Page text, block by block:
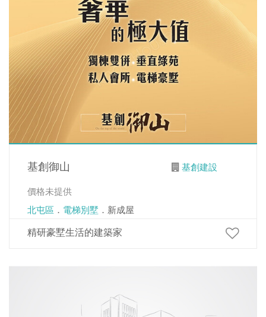
基創御山
基創建設
價格未提供
北屯區 ． 電梯別墅 ．新成屋
精研豪墅生活的建築家